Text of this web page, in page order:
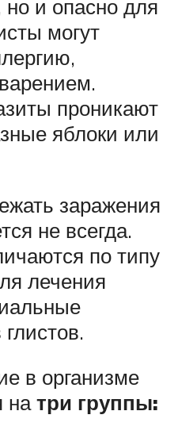
но и опасно для
могут
проникают
яблоки или
заражения
не всегда.
по типу
лечения
в организме
натри группы: